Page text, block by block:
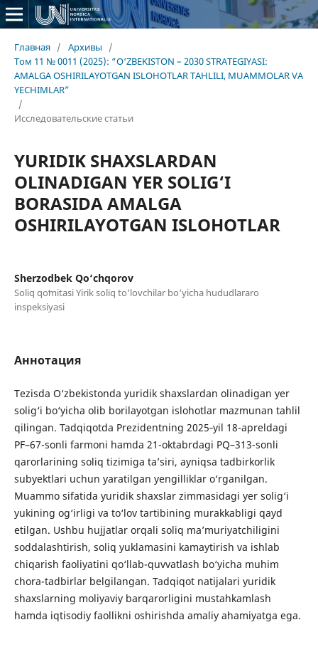
Главная / Архивы
/
Том 11 № 0011 (2025): “O‘ZBEKISTON – 2030 STRATEGIYASI:
AMALGA OSHIRILAYOTGAN ISLOHOTLAR TAHLILI, MUAMMOLAR VA
YECHIMLAR”
/
Исследовательские статьи
YURIDIK SHAXSLARDAN
OLINADIGAN YER SOLIG‘I
BORASIDA AMALGA
OSHIRILAYOTGAN ISLOHOTLAR
Sherzodbek Qo‘chqorov
Soliq qoʻmitasi Yirik soliq to‘lovchilar bo‘yicha hududlararo
inspeksiyasi
Аннотация
Tezisda O‘zbekistonda yuridik shaxslardan olinadigan yer
solig‘i bo‘yicha olib borilayotgan islohotlar mazmunan tahlil
qilingan. Tadqiqotda Prezidentning 2025‑yil 18-apreldagi
PF–67-sonli farmoni hamda 21-oktabrdagi PQ–313-sonli
qarorlarining soliq tizimiga ta’siri, ayniqsa tadbirkorlik
subyektlari uchun yaratilgan yengilliklar o‘rganilgan.
Muammo sifatida yuridik shaxslar zimmasidagi yer solig‘i
yukining og‘irligi va to‘lov tartibining murakkabligi qayd
etilgan. Ushbu hujjatlar orqali soliq ma’muriyatchiligini
soddalashtirish, soliq yuklamasini kamaytirish va ishlab
chiqarish faoliyatini qo‘llab-quvvatlash bo‘yicha muhim
chora-tadbirlar belgilangan. Tadqiqot natijalari yuridik
shaxslarning moliyaviy barqarorligini mustahkamlash
hamda iqtisodiy faollikni oshirishda amaliy ahamiyatga ega.